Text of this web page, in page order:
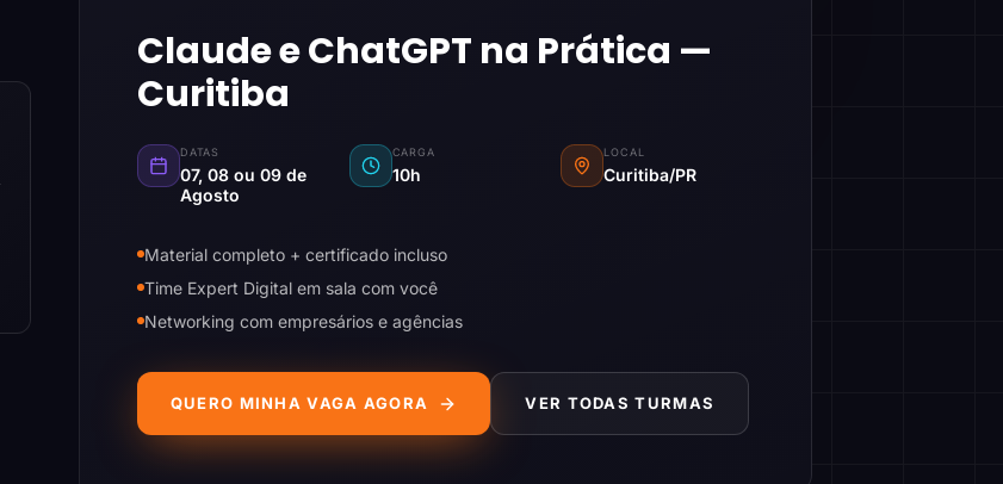
Claude e ChatGPT na Prática —
Curitiba
DATAS
07, 08 ou 09 de
Agosto
CARGA
10h
LOCAL
Curitiba/PR
Material completo + certificado incluso
Time Expert Digital em sala com você
Networking com empresários e agências
QUERO MINHA VAGA AGORA VER TODAS TURMAS